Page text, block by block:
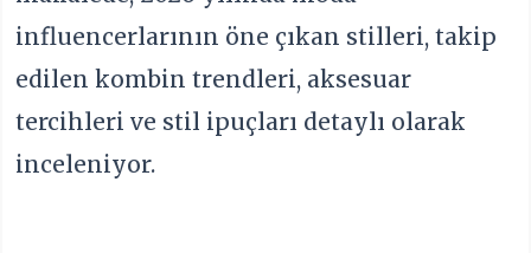
influencerlarının öne çıkan stilleri, takip
edilen kombin trendleri, aksesuar
tercihleri ve stil ipuçları detaylı olarak
inceleniyor.